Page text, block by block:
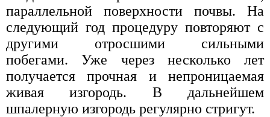
параллельной поверхности почвы. На
следующий год процедуру повторяют с
другими отросшими сильными
побегами. Уже через несколько лет
получается прочная и непроницаемая
живая изгородь. В дальнейшем
шпалерную изгородь регулярно стригут.